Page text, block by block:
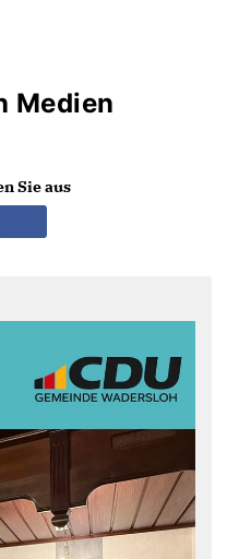
Medien
Sie aus